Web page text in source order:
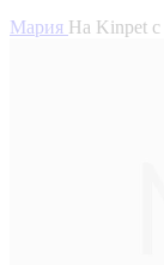
Мария На Kinpet c